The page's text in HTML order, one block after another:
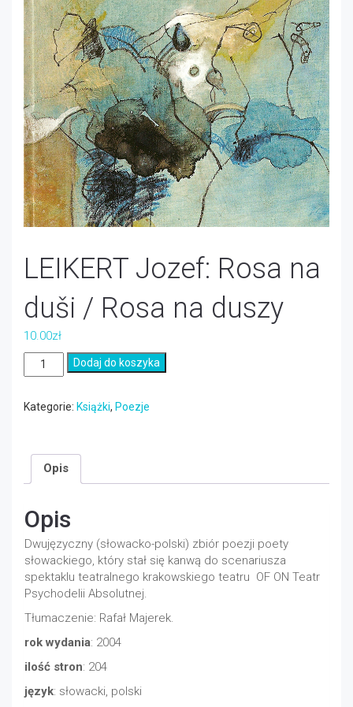
LEIKERT Jozef: Rosa na
duši / Rosa na duszy
10.00zł
ilość
LEIKERT
Rosa
Rosa
na
Dodaj do koszyka
Kategorie: Książki, Poezje
Opis
Opis
Dwujęzyczny (słowacko-polski) zbiór poezji poety
słowackiego, który stał się kanwą do scenariusza
spektaklu teatralnego krakowskiego teatru OF ON Teatr
Psychodelii Absolutnej.
Tłumaczenie: Rafał Majerek.
rok wydania: 2004
ilość stron: 204
język: słowacki, polski